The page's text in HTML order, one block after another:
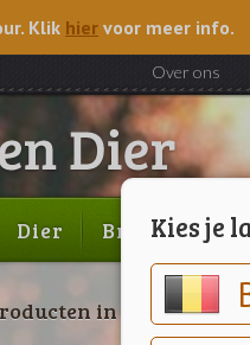
Kies je
Klik hier voor meer info.
Over ons
Dier Brood &
in promotie